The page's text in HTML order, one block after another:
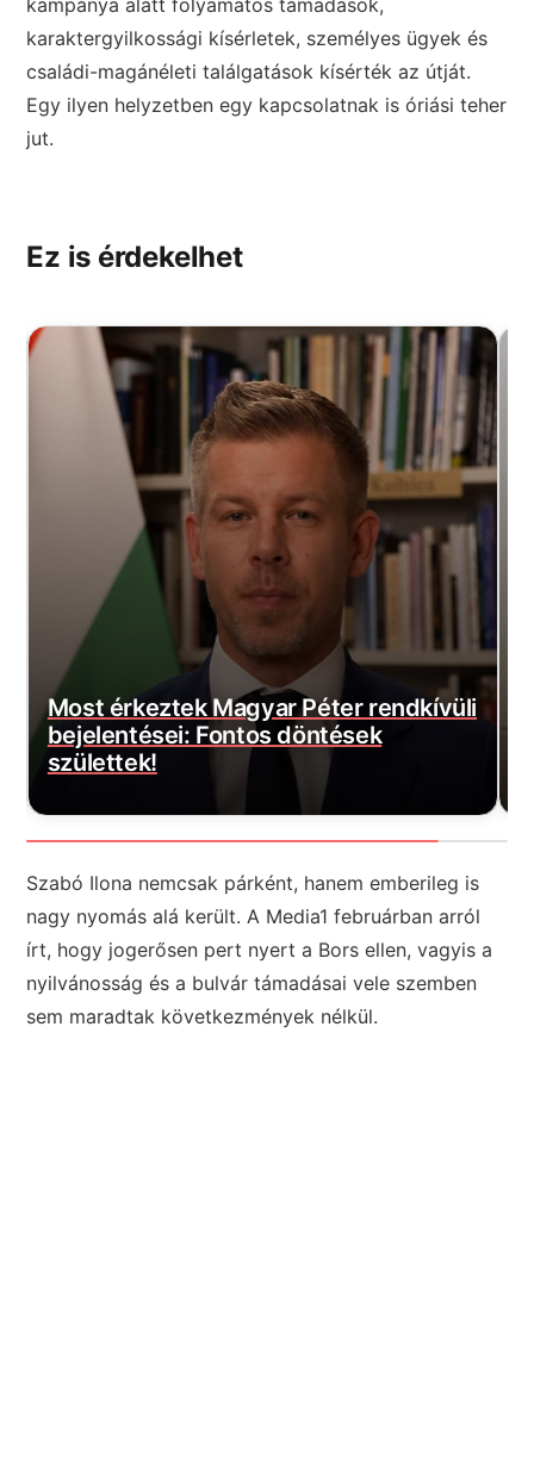
karaktergyilkossági kísérletek, személyes ügyek és
családi-magánéleti találgatások kísérték az útját.
Egy ilyen helyzetben egy kapcsolatnak is óriási teher
jut.
Ez is érdekelhet
Most érkezett: Felszálltak a
honvédség helikopterei, akkora a baj
Szabó Ilona nemcsak párként, hanem emberileg is
nagy nyomás alá került. A Media1 februárban arról
írt, hogy jogerősen pert nyert a Bors ellen, vagyis a
nyilvánosság és a bulvár támadásai vele szemben
sem maradtak következmények nélkül.